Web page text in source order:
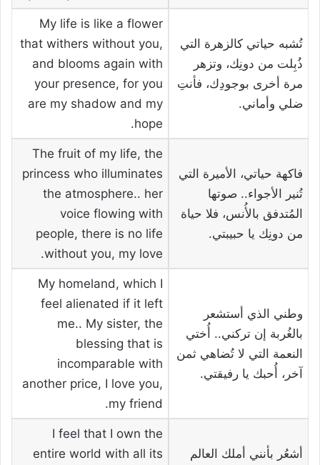
تُشبه حياتي كالزهرة التي
ذُبِلت من دونِك، وتزهر
مرة أخرى بوجودِك، فأنتِ
ضلي وأماني.
My life is like a flower
that withers without you,
and blooms again with
your presence, for you
are my shadow and my
hope.
فاكهة حياتي، الأميرة التي
تُنير الأجواء.. صوتها
المُتدفق بالأُنس، فلا حياة
من دونِك يا حبيبتي.
The fruit of my life, the
princess who illuminates
the atmosphere.. her
voice flowing with
people, there is no life
without you, my love.
وطني الذي أستشعر
بالغُربة إن تركني.. أُختي
النعمة التي لا تُضاهي ثمن
آخر، أُحبك يا رفيقتي.
My homeland, which I
feel alienated if it left
me.. My sister, the
blessing that is
incomparable with
another price, I love you,
my friend.
أشعُر بأنني أملك العالم
I feel that I own the
entire world with all its